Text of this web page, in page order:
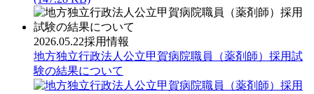
2026.05.22採用情報
地方独立行政法人公立甲賀病院職員（薬剤師）採用試
験の結果について